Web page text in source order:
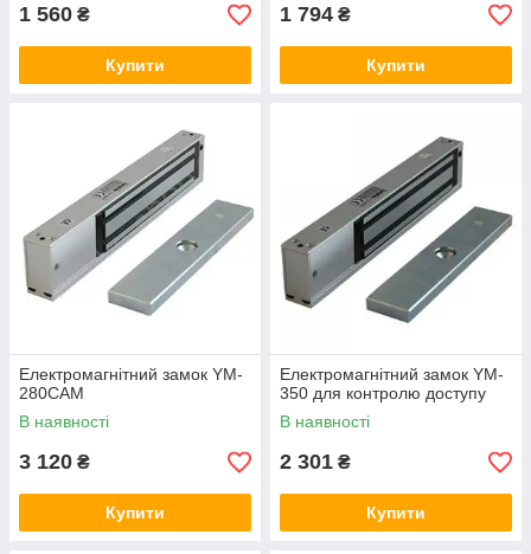
1 560 ₴
Купити
1 794 ₴
Купити
Електромагнітний замок YM-
280CAM
В наявності
3 120 ₴
Купити
Електромагнітний замок YM-
350 для контролю доступу
В наявності
2 301 ₴
Купити